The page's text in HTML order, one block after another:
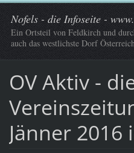
Nofels - die Infoseite -
Ein Ortsteil von Feldkirch und
auch das westlichste Dorf
OV Aktiv -
Jänner 2016